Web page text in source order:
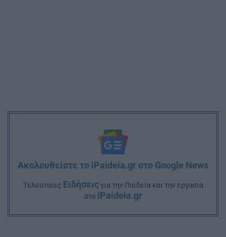
Ακολουθείστε το iPaideia.gr στο Google News
Tελευταίες Ειδήσειςγια την Παιδεία και την εργασία
στο iPaideia.gr